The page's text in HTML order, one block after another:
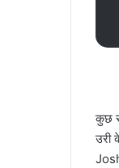
कुछ
उरी